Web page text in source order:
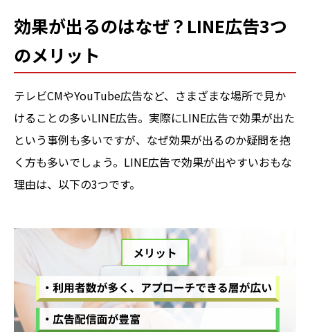
効果が出るのはなぜ？LINE広告3つ
のメリット
テレビCMやYouTube広告など、さまざまな場所で見か
けることの多いLINE広告。実際にLINE広告で効果が出た
という事例も多いですが、なぜ効果が出るのか疑問を抱
く方も多いでしょう。LINE広告で効果が出やすいおもな
理由は、以下の3つです。